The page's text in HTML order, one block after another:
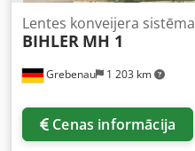
Grebenau 1 203 km
Lentes konveijera sistēma
BIHLER MH 1
Cenas informācija